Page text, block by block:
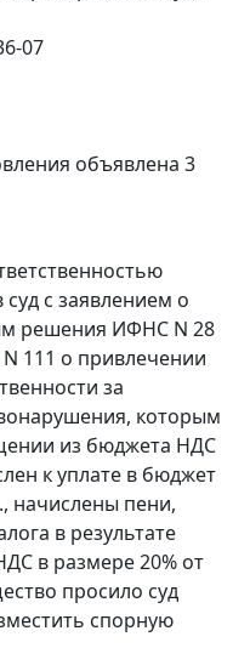
07
объявлена 3
с заявлением о
решения ИФНС N 28
111 о привлечении
за
которым
из бюджета НДС
к уплате в бюджет
начислены пени,
в результате
в размере 20% от
просило суд
спорную